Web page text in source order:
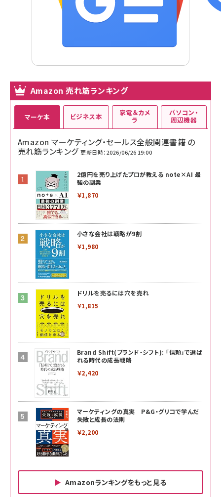
Amazon 売れ筋ランキング
マーケ本
Amazon マーケティング・セールス全般関連書籍 の
売れ筋ランキング 更新日時：2026/06/26 19:00
2億円を売り上げたプロが教える note×AI 最
強の副業
￥1,870
小さな会社は戦略が9割
￥1,980
ドリルを売るには穴を売れ
￥1,815
Brand Shift(ブランド・シフト): 「信頼」で選ば
れる時代の成長戦略
￥2,420
マーケティングの真実 P&G・グリコで学んだ
失敗と成長の法則
￥2,200
Amazonランキングをもっと見る
ビジネス本 家電＆カメ
ラ
パソコン・
周辺機器